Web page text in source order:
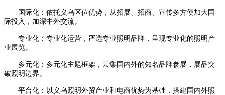
国际化：依托义乌区位优势，从招展、招商、宣传多方便加大国
际投入，加深中外交流。
专业化：专业化运营，严选专业照明品牌，呈现专业化的照明产
业展览。
多元化：多元化主题框架，云集国内外的知名品牌参展，展品突
破照明边界。
平台化：以义乌照明外贸产业和电商优势为基础，搭建国内外照